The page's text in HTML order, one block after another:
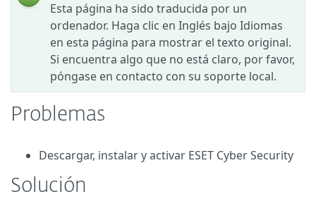
Esta página ha sido traducida por un
ordenador. Haga clic en Inglés bajo Idiomas
en esta página para mostrar el texto original.
Si encuentra algo que no está claro, por favor,
póngase en contacto con su soporte local.
Problemas
Descargar, instalar y activar ESET Cyber Security
Solución